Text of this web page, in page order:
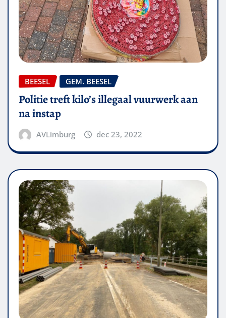
BEESEL GEM. BEESEL
Politie treft kilo’s illegaal vuurwerk aan
na instap
AVLimburg dec 23, 2022